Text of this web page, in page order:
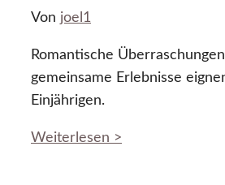
Von joel1
Romantische
gemeinsame Erlebnisse
Einjährigen.
Weiterlesen >